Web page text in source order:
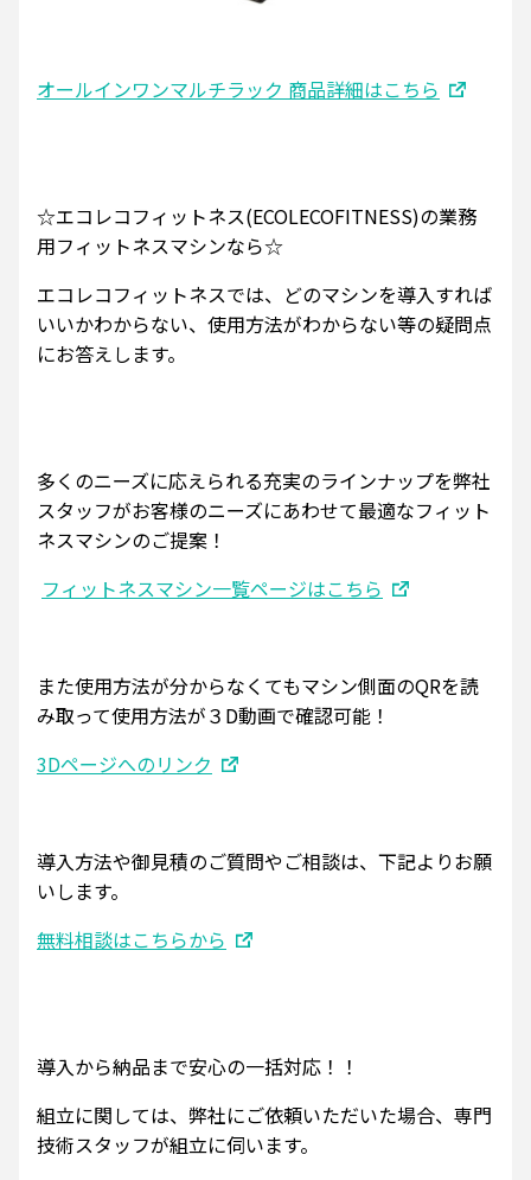
オールインワンマルチラック 商品詳細はこちら
☆エコレコフィットネス(ECOLECOFITNESS)の業務
用フィットネスマシンなら☆
エコレコフィットネスでは、どのマシンを導入すれば
いいかわからない、使用方法がわからない等の疑問点
にお答えします。
多くのニーズに応えられる充実のラインナップを弊社
スタッフがお客様のニーズにあわせて最適なフィット
ネスマシンのご提案！
フィットネスマシン一覧ページはこちら
また使用方法が分からなくてもマシン側面のQRを読
み取って使用方法が３D動画で確認可能！
3Dページへのリンク
導入方法や御見積のご質問やご相談は、下記よりお願
いします。
無料相談はこちらから
導入から納品まで安心の一括対応！！
組立に関しては、弊社にご依頼いただいた場合、専門
技術スタッフが組立に伺います。